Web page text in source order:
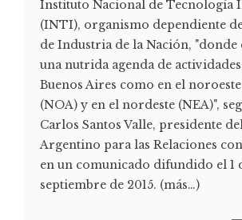
Instituto Nacional de Tecnología
(INTI), organismo dependiente
de Industria de la Nación,
una nutrida agenda de
Buenos Aires como en el
(NOA) y en el nordeste (NEA)",
Carlos Santos Valle, presidente
Argentino para las Relaciones
en un comunicado difundido el 1
septiembre de 2015. (más…)